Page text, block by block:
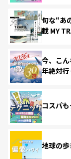
旬な“あ
載 MY
今、こ
年絶対
コスパ
地球の